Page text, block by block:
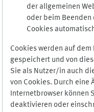
der allgemeinen
oder beim Beenden
Cookies
Cookies werden auf
gespeichert und von
Sie als Nutzer/in auch
von Cookies. Durch eine
Internetbrowser können
deaktivieren oder